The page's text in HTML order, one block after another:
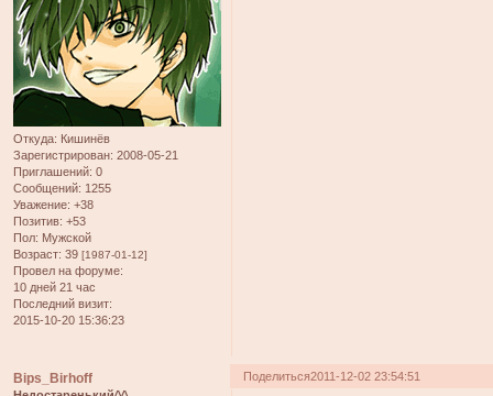
Откуда: Кишинёв
Зарегистрирован: 2008-05-21
Приглашений: 0
Сообщений: 1255
Уважение: +38
Позитив: +53
Пол: Мужской
Возраст: 39 [1987-01-12]
Провел на форуме:
10 дней 21 час
Последний визит:
2015-10-20 15:36:23
Поделиться2011-12-02 23:54:51
Bips_Birhoff